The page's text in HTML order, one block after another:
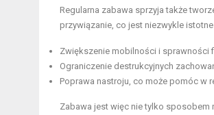
Regularna zabawa sprzyja także
przywiązanie, co jest niezwykle
Zwiększenie mobilności i sprawności
Ograniczenie destrukcyjnych
Poprawa nastroju, co może pomóc w
Zabawa jest więc nie tylko sposobem